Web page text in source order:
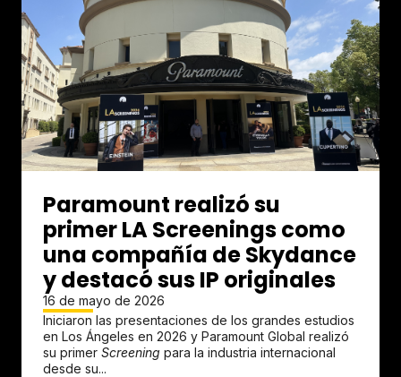
Paramount realizó su
primer LA Screenings como
una compañía de Skydance
y destacó sus IP originales
16 de mayo de 2026
Iniciaron las presentaciones de los grandes estudios
en Los Ángeles en 2026 y Paramount Global realizó
su primer Screening para la industria internacional
desde su...